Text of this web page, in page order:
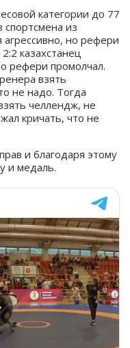
категории до 77
спортсмена из
агрессивно, но рефери
казахстанец
рефери промолчал.
взять
не надо. Тогда
челлендж, не
кричать, что не
и благодаря этому
и медаль.